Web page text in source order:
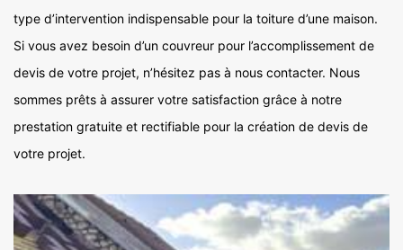
type d’intervention indispensable pour la toiture d’une maison.
Si vous avez besoin d’un couvreur pour l’accomplissement de
devis de votre projet, n’hésitez pas à nous contacter. Nous
sommes prêts à assurer votre satisfaction grâce à notre
prestation gratuite et rectifiable pour la création de devis de
votre projet.